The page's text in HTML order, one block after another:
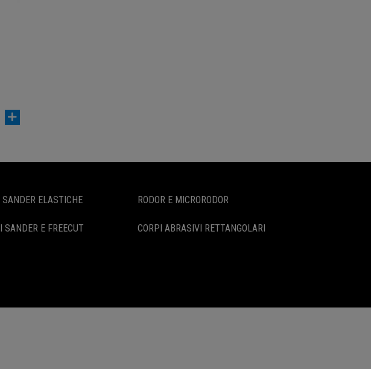
SANDER ELASTICHE RODOR E MICRORODOR
SANDER E FREECUT CORPI ABRASIVI RETTANGOLARI